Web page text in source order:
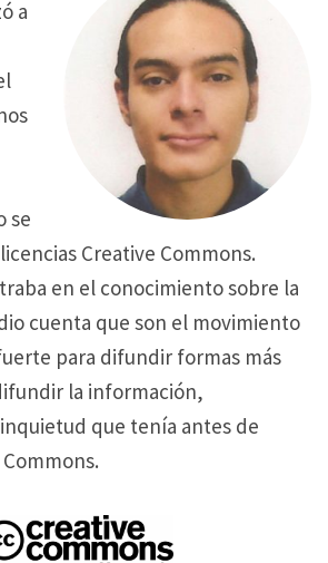
a
se
Creative Commons.
en el conocimiento sobre la
cuenta que son el movimiento
para difundir formas más
la información,
que tenía antes de